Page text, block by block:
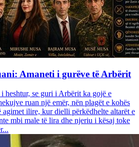
Amaneti i gurëve të Arbërit
heshtur, se guri i Arbërit ka gojë e
ruan një emër, nën plagët e kohës
agimet ilire, kur dielli përkëdhelte altarët e
mbi male të lira dhe njeriu i kësaj toke